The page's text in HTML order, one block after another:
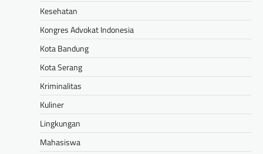
Kesehatan
Kongres Advokat Indonesia
Kota Bandung
Kota Serang
Kriminalitas
Kuliner
Lingkungan
Mahasiswa